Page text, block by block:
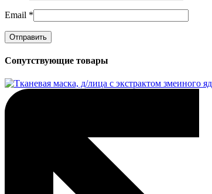
Email *
Сопутствующие товары